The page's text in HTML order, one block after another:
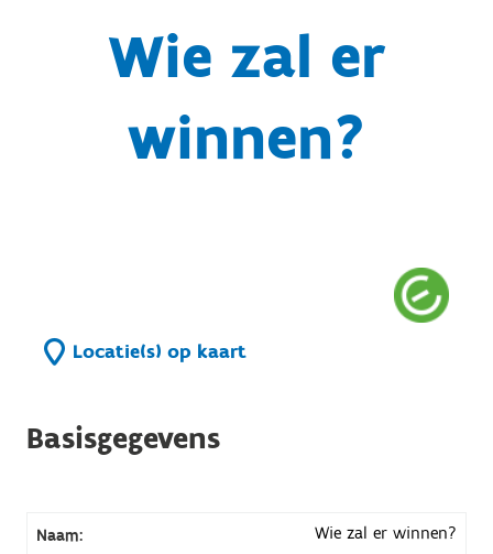
Wie zal er
winnen?
Locatie(s) op kaart
Basisgegevens
Naam: Wie zal er winnen?